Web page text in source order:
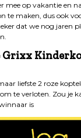
mee op vakantie en
te maken, dus ook
dat we nog jaren
Grixx
liefste 2 roze
te verloten. Zou je
is